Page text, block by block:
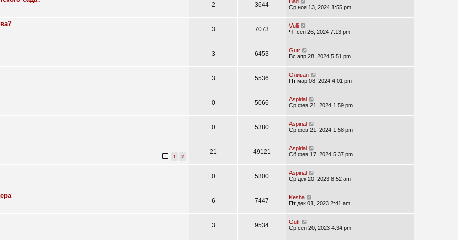
2 3644
Ср ноя 13, 2024 1:55 pm
3 7073
Vulli
Чт сен 26, 2024 7:13 pm
3 6453
Gutr
Вс апр 28, 2024 5:51 pm
3 5536
Оливан
Пт мар 08, 2024 4:01 pm
0 5066
Aspirial
Ср фев 21, 2024 1:59 pm
0 5380
Aspirial
Ср фев 21, 2024 1:58 pm
1 2
21 49121
Aspirial
Сб фев 17, 2024 5:37 pm
0 5300
Aspirial
Ср дек 20, 2023 8:52 am
6 7447
Kesha
Пт дек 01, 2023 2:41 am
3 9534
Gutr
Ср сен 20, 2023 4:34 pm